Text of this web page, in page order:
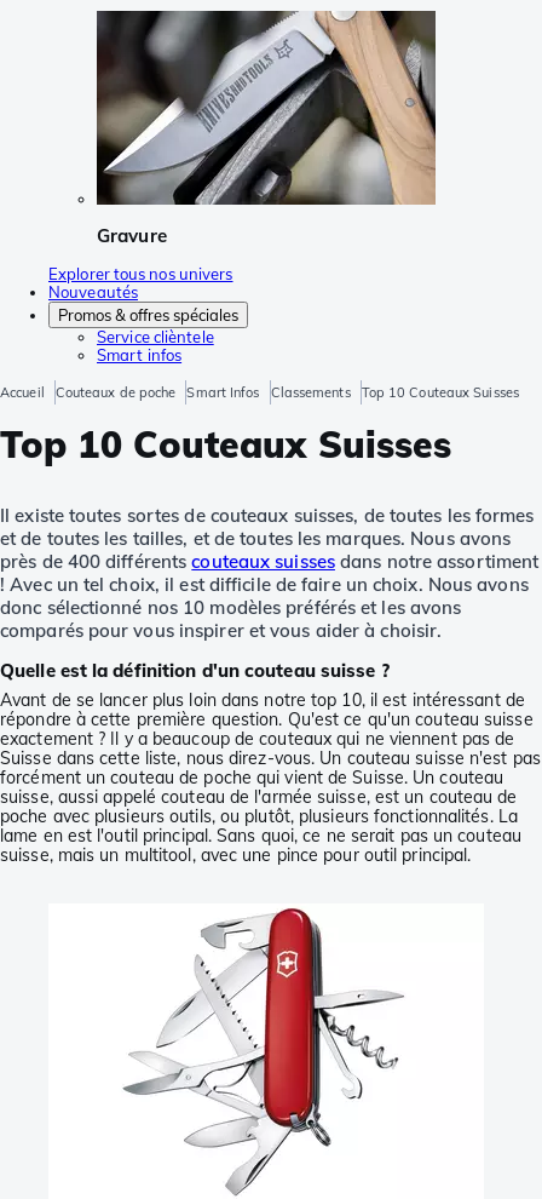
Gravure
Explorer tous nos univers
Nouveautés
Promos & offres spéciales
Service clièntele
Smart infos
Accueil Couteaux de poche Smart Infos Classements Top 10 Couteaux Suisses
Top 10 Couteaux Suisses
Il existe toutes sortes de couteaux suisses, de toutes les formes
et de toutes les tailles, et de toutes les marques. Nous avons
près de 400 différentscouteaux suissesdans notre assortiment
! Avec un tel choix, il est difficile de faire un choix. Nous avons
donc sélectionné nos 10 modèles préférés et les avons
comparés pour vous inspirer et vous aider à choisir.
Quelle est la définition d'un couteau suisse ?
Avant de se lancer plus loin dans notre top 10, il est intéressant de
répondre à cette première question. Qu'est ce qu'un couteau suisse
exactement ? Il y a beaucoup de couteaux qui ne viennent pas de
Suisse dans cette liste, nous direz-vous. Un couteau suisse n'est pas
forcément un couteau de poche qui vient de Suisse. Un couteau
suisse, aussi appelé couteau de l'armée suisse, est un couteau de
poche avec plusieurs outils, ou plutôt, plusieurs fonctionnalités. La
lame en est l'outil principal. Sans quoi, ce ne serait pas un couteau
suisse, mais un multitool, avec une pince pour outil principal.